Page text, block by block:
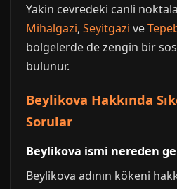
Yakin cevredeki canli
Mihalgazi, Seyitgazi ve
bolgelerde de zengin bir
bulunur.
Beylikova Hakkında
Sorular
Beylikova ismi nereden
Beylikova adının kökeni